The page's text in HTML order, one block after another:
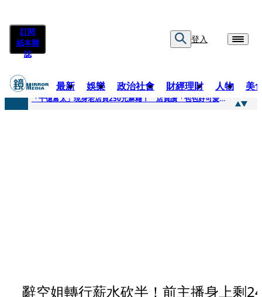
訂閱
紙本雜
誌
登入
最新 娛樂 政治社會 財經理財 人物 美
快訊
「千億富太」現身老店買250元麻糬！ 店員讚「包包好可愛」她笑回：我自己做的
辭空姐轉行薪水砍半！前主播身上剩